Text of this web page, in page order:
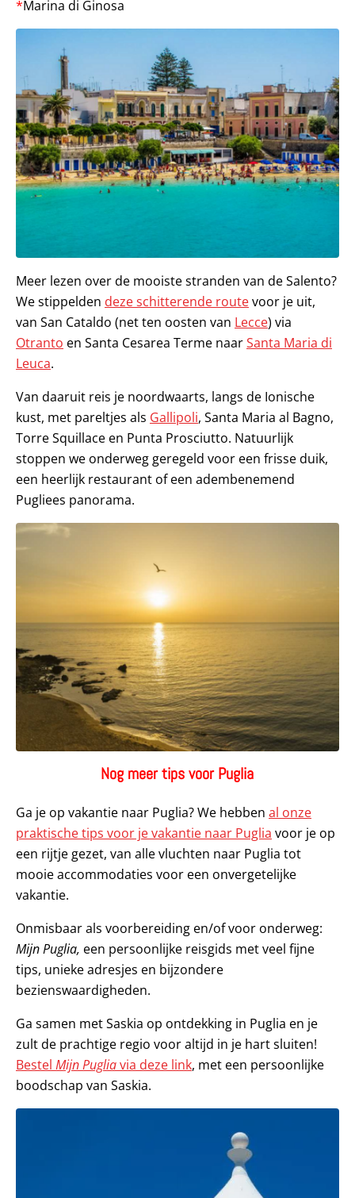
*Marina di Ginosa
Meer lezen over de mooiste stranden van de Salento?
We stippelden deze schitterende routevoor je uit,
van San Cataldo (net ten oosten van Lecce) via
Otranto en Santa Cesarea Terme naarSanta Maria di
Leuca.
Van daaruit reis je noordwaarts, langs de Ionische
kust, met pareltjes als Gallipoli, Santa Maria al Bagno,
Torre Squillace en Punta Prosciutto. Natuurlijk
stoppen we onderweg geregeld voor een frisse duik,
een heerlijk restaurant of een adembenemend
Pugliees panorama.
Nog meer tips voor Puglia
Ga je op vakantie naar Puglia? We hebben al onze
praktische tips voor je vakantie naar Puglia voor je op
een rijtje gezet, van alle vluchten naar Puglia tot
mooie accommodaties voor een onvergetelijke
vakantie.
Onmisbaar als voorbereiding en/of voor onderweg:
Mijn Puglia, een persoonlijke reisgids met veel fijne
tips, unieke adresjes en bijzondere
bezienswaardigheden.
Ga samen met Saskia op ontdekking in Puglia en je
zult de prachtige regio voor altijd in je hart sluiten!
Bestel Mijn Pugliavia deze link, met een persoonlijke
boodschap van Saskia.